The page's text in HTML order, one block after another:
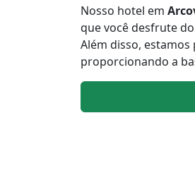
Nosso hotel em
que você desfrute
Além disso,
proporcionando a